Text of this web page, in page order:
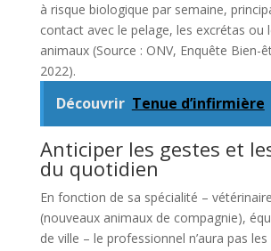
à risque biologique par semaine,
contact avec le pelage, les excrétas ou
animaux (Source : ONV, Enquête Bien-
2022).
Découvrir Tenue d’infirmière
Anticiper les gestes et
du quotidien
En fonction de sa spécialité –
(nouveaux animaux de compagnie),
de ville – le professionnel n’aura pas